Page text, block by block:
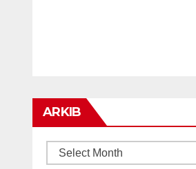
ARKIB
ARKIB